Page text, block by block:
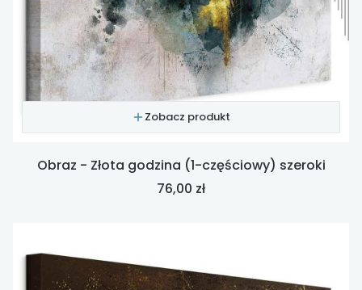
Zobacz produkt
Obraz - Złota godzina (1-częściowy) szeroki
Cena
76,00 zł